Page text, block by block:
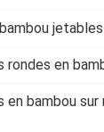
jetables
rondes en
en bambou sur